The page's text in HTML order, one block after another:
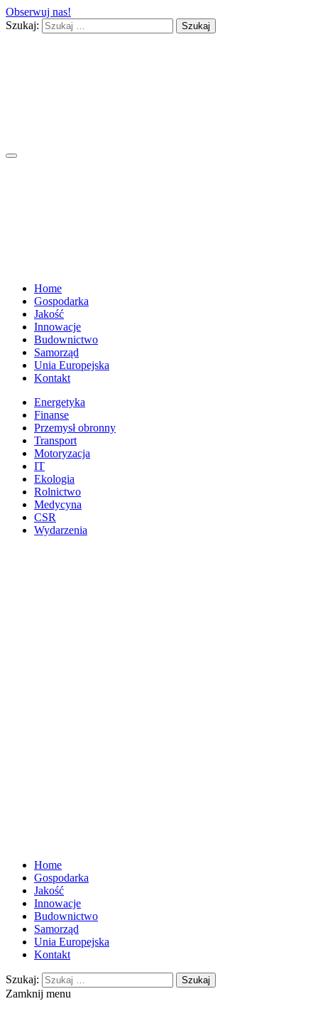
Obserwuj nas!
Szukaj:
Home
Gospodarka
Jakość
Innowacje
Budownictwo
Samorząd
Unia Europejska
Kontakt
Energetyka
Finanse
Przemysł obronny
Transport
Motoryzacja
IT
Ekologia
Rolnictwo
Medycyna
CSR
Wydarzenia
Home
Gospodarka
Jakość
Innowacje
Budownictwo
Samorząd
Unia Europejska
Kontakt
Szukaj:
Zamknij menu